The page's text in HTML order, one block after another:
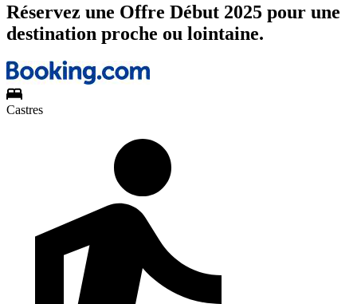
Réservez une Offre Début 2025 pour une
destination proche ou lointaine.
Castres